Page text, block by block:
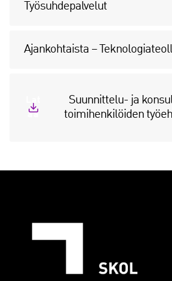
Työsuhdepalvelut
Ajankohtaista –
Suunnittelu- ja
toimihenkilöiden
Lat
aa